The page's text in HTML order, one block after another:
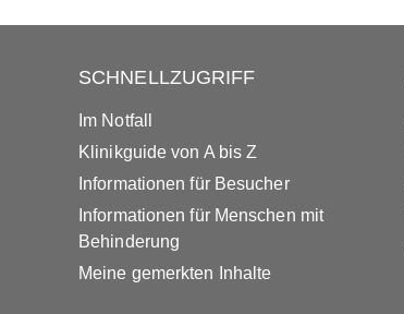
SCHNELLZUGRIFF
Im Notfall
Klinikguide von A bis Z
Informationen für Besucher
Informationen für Menschen mit
Behinderung
Meine gemerkten Inhalte